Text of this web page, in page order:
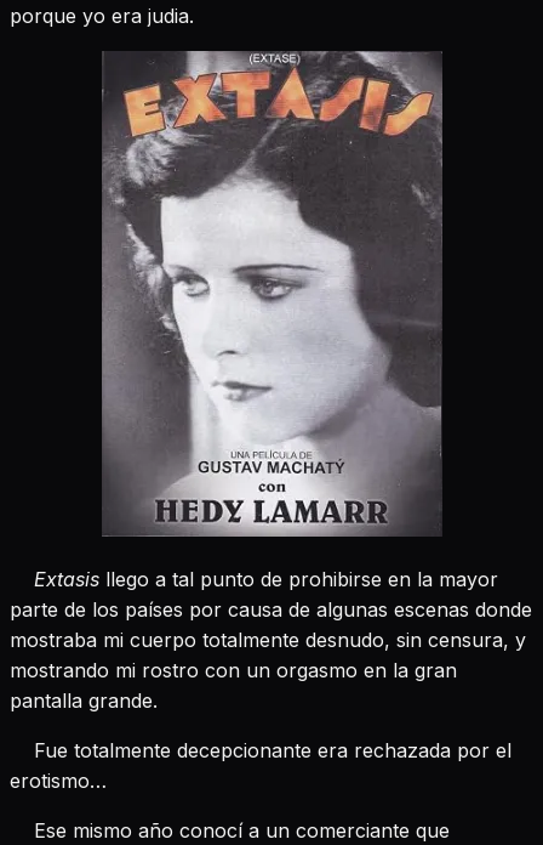
porque yo era judia.
Extasis llego a tal punto de prohibirse en la mayor
parte de los países por causa de algunas escenas donde
mostraba mi cuerpo totalmente desnudo, sin censura, y
mostrando mi rostro con un orgasmo en la gran
pantalla grande.
Fue totalmente decepcionante era rechazada por el
erotismo…
Ese mismo año conocí a un comerciante que